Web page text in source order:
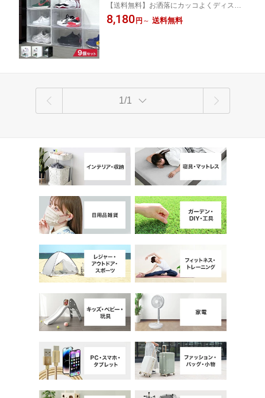
ーズケース コレクションケース クリア
シューズラック 靴 スニーカー ハイカッ
【送料無料】お洒落にカッコよくディスプ
レイ出来ちゃいます！ハイカットも収納可
能！
8,180円 ～ 送料無料
1/1